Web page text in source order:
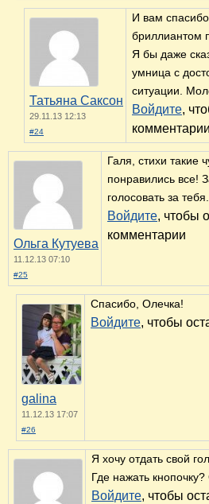
Татьяна Саксон
29.11.13 12:13
#24
И вам
бриллиантом
Я бы даже
умница с
ситуации.
Войдите,
комментарии
Ольга Кутуева
11.12.13 07:10
#25
Галя, стихи такие
понравились все!
голосовать за
Войдите, чтобы
комментарии
galina
11.12.13 17:07
#26
Спасибо, Олечка!
Войдите, чтобы
Я хочу отдать свой
Где нажать
Войдите, чтобы